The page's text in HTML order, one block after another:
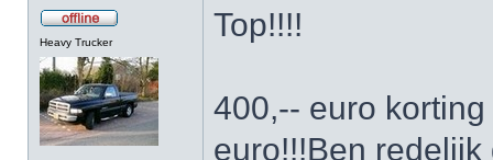
Heavy Trucker Top!!!!
400,-- euro
euro!!!Ben